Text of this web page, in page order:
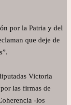
por la Patria y del
que deje de
Victoria
las firmas de
-los